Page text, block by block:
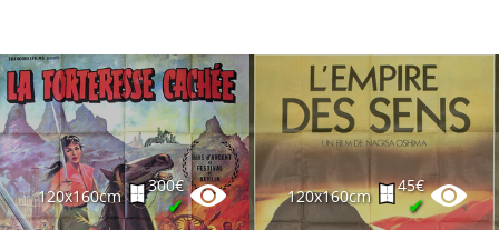
120x160cm
300€
✔ 120x160cm
45€
✔